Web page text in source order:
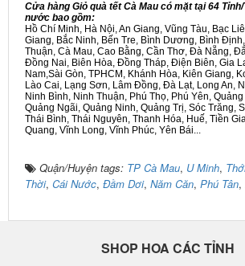
Cửa hàng Giỏ quà tết Cà Mau có mặt tại 64
nước bao gồm:
Hồ Chí Minh, Hà Nội, An Giang, Vũng Tàu, Bạc
Giang, Bắc Ninh, Bến Tre, Bình Dương, Bình
Thuận, Cà Mau, Cao Bằng, Cần Thơ, Đà Nẵng,
Đồng Nai, Biên Hòa, Đồng Tháp, Điện Biên, Gia
Nam,Sài Gòn, TPHCM, Khánh Hòa, Kiên Giang,
Lào Cai, Lạng Sơn, Lâm Đồng, Đà Lạt, Long An,
Ninh Bình, Ninh Thuận, Phú Thọ, Phú Yên,
Quảng Ngãi, Quảng Ninh, Quảng Trị, Sóc Trăng,
Thái Bình, Thái Nguyên, Thanh Hóa, Huế, Tiền
Quang, Vĩnh Long, Vĩnh Phúc, Yên Bái...
Quận/Huyện tags: TP Cà Mau, U Minh,
Thời, Cái Nước, Đầm Dơi, Năm Căn, Phú Tân,
SHOP HOA CÁC TỈNH